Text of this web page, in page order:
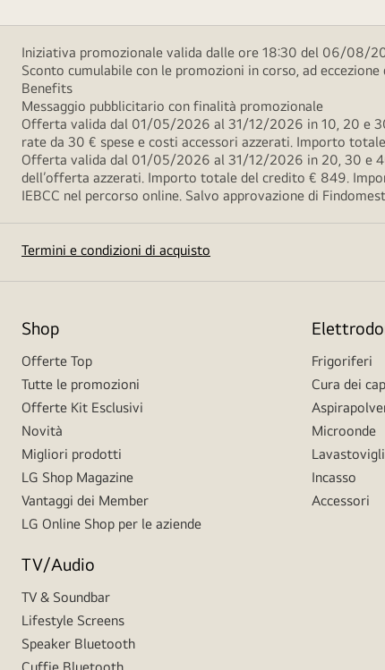
Iniziativa promozionale valida dalle ore 18:30 del 06/08/
Sconto cumulabile con le promozioni in corso, ad
Benefits
Messaggio pubblicitario con finalità promozionale
Offerta valida dal 01/05/2026 al 31/12/2026 in 10, 20 e
rate da 30 € spese e costi accessori azzerati. Importo
Offerta valida dal 01/05/2026 al 31/12/2026 in 20, 30 e
dell’offerta azzerati. Importo totale del credito € 849.
IEBCC nel percorso online. Salvo approvazione di
Termini e condizioni di acquisto
Shop
Offerte Top
Tutte le promozioni
Offerte Kit Esclusivi
Novità
Migliori prodotti
LG Shop Magazine
Vantaggi dei Member
LG Online Shop per le aziende
TV/Audio
TV & Soundbar
Lifestyle Screens
Speaker Bluetooth
Frigoriferi
Cura dei
Microonde
Incasso
Accessori